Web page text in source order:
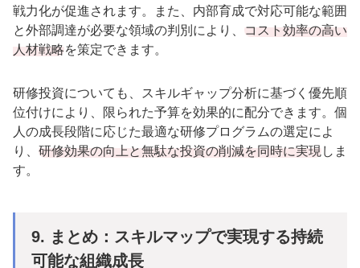
戦力化が促進されます。また、内部育成で対応可能な範囲
と外部調達が必要な領域の判別により、
コスト効率の高い
人材戦略を策定できます。
研修投資についても、スキルギャップ分析に基づく優先順
位付けにより、限られた予算を効果的に配分できます。個
人の成長段階に応じた最適な研修プログラムの選定によ
り、 研修効果の向上と無駄な投資の削減を同時に実現 しま
す。
9. まとめ：スキルマップで実現する持続
可能な組織成長